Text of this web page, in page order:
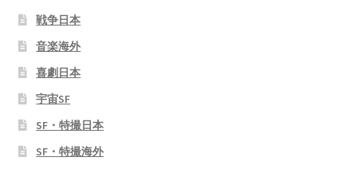
戦争日本
音楽海外
喜劇日本
宇宙SF
SF・特撮日本
SF・特撮海外